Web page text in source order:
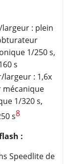
: plein
1/250 s,
s
: 1,6x
1/320 s,
s8
:
Speedlite de